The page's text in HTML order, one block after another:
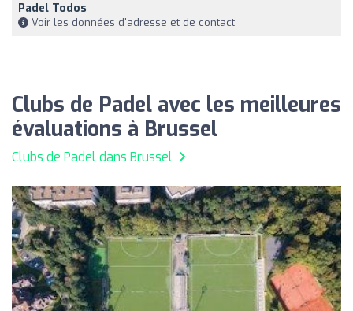
Padel Todos
Voir les données d'adresse et de contact
Clubs de Padel avec les meilleures
évaluations à Brussel
Clubs de Padel dans Brussel